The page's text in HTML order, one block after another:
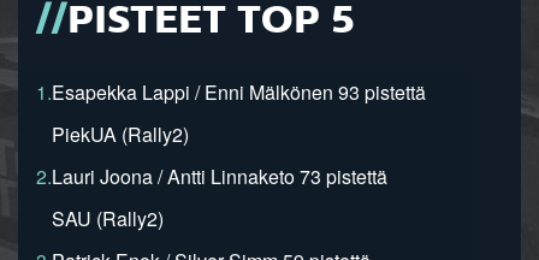
PISTEET TOP 5
1.Esapekka Lappi / Enni Mälkönen 93 pistettä
PiekUA (Rally2)
2.Lauri Joona / Antti Linnaketo 73 pistettä
SAU (Rally2)